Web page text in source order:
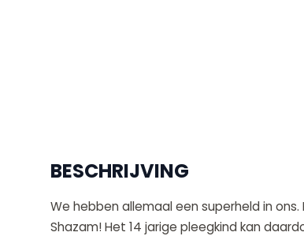
BESCHRIJVING
We hebben allemaal een superheld in
Shazam! Het 14 jarige pleegkind kan